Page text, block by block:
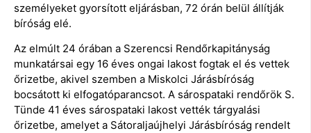
személyeket gyorsított eljárásban, 72 órán belül állítják
bíróság elé.
Az elmúlt 24 órában a Szerencsi Rendőrkapitányság
munkatársai egy 16 éves ongai lakost fogtak el és vettek
őrizetbe, akivel szemben a Miskolci Járásbíróság
bocsátott ki elfogatóparancsot. A sárospataki rendőrök S.
Tünde 41 éves sárospataki lakost vették tárgyalási
őrizetbe, amelyet a Sátoraljaújhelyi Járásbíróság rendelt